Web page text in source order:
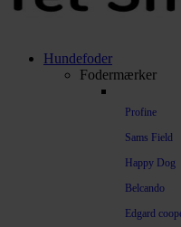
Hundefoder
Fodermærker
Profine
Sams Field
Happy Dog
Belcando
Edgard